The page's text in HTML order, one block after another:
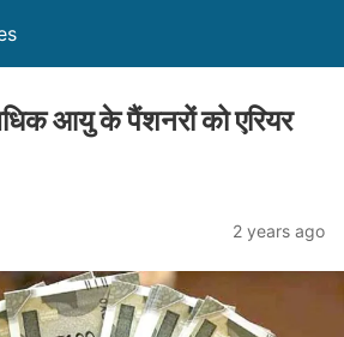
आयु के पैंशनरों को एरियर
2 years ago